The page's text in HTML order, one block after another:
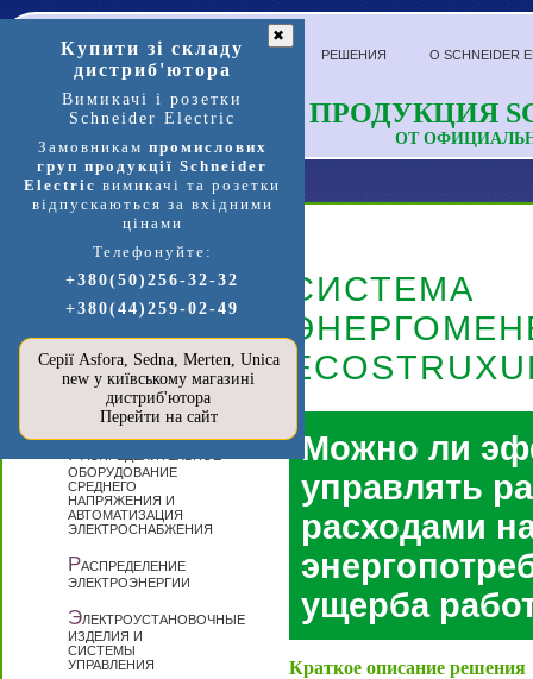
ПРОДУКЦИЯ
ОТ
РЕШЕНИЯ О SCHNEIDER
П
ЕРЕЙТИ В
МАГАЗИН
SCHNEIDER
ELECTRIC »»»
ВТОМАТИЗАЦИЯ
И УПРАВЛЕНИЕ
ОБОРУДОВАНИЕ
СРЕДНЕГО
НАПРЯЖЕНИЯ И
АВТОМАТИЗАЦИЯ
ЭЛЕКТРОСНАБЖЕНИЯ
РАСПРЕДЕЛЕНИЕ
ЭЛЕКТРОЭНЕРГИИ
ЭЛЕКТРОУСТАНОВОЧНЫЕ
ИЗДЕЛИЯ И
СИСТЕМЫ
УПРАВЛЕНИЯ
СИСТЕМА
Можно ли
управлять
расходами
ущерба
Краткое описание решения
Купити зі складу
дистриб'ютора
Вимикачі і розетки
Schneider Electric
Замовникам промислових
груп продукції Schneider
Electric вимикачі та розетки
відпускаються за вхідними
цінами
Телефонуйте:
+380(50)256-32-32
+380(44)259-02-49
Серії Asfora, Sedna, Merten, Unica
new у київському магазині
дистриб'ютора
Перейти на сайт
✖